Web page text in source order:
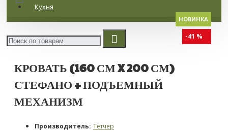
Кухня
НОВИНКА
-41 %
КРОВАТЬ (160 СМ X 200 СМ)
СТЕФАНО + ПОДЪЕМНЫЙ
МЕХАНИЗМ
Производитель: Тетчер